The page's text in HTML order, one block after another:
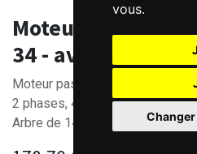
vous.
Moteur pas à pas
34 - avec Frein
Moteur pas à pas Nema 34 - 4.5
2 phases, 4 fils - Longueur
Arbre de 14mm (avec clavette